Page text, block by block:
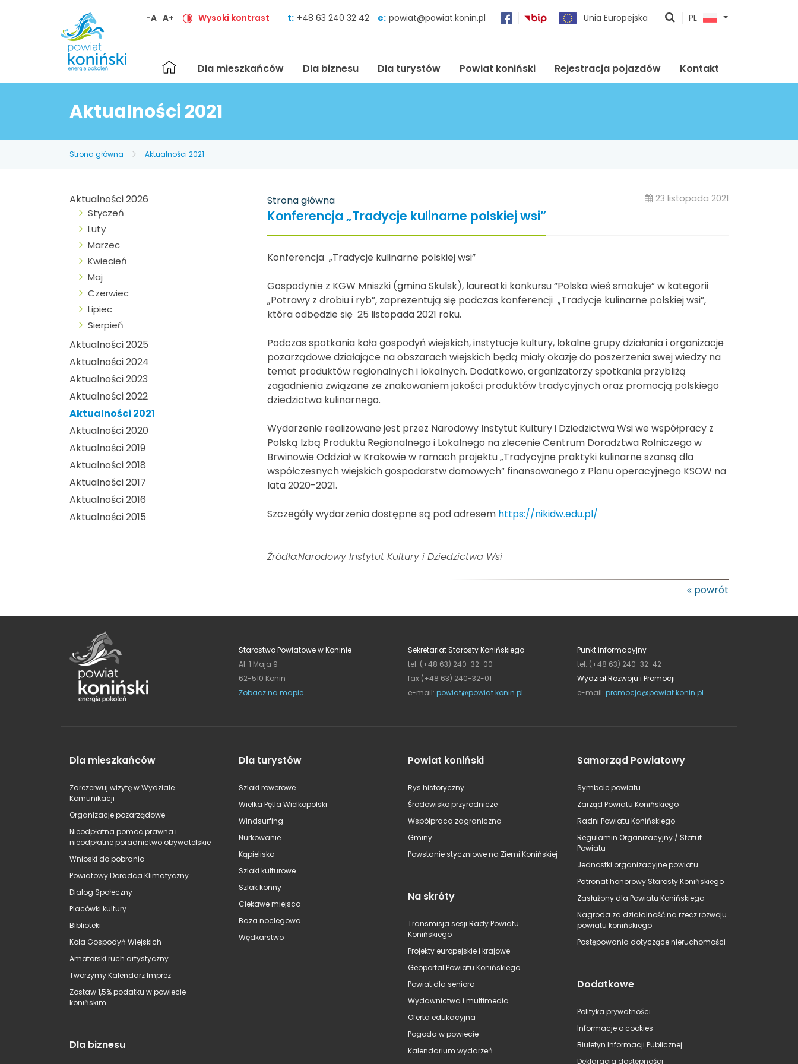
-A A+ Wysoki kontrast t: +48 63 240 32 42 e: powiat@powiat.konin.pl Unia Europejska
pokaż
PL
Strona
główna
Dla mieszkańców Dla biznesu Dla turystów Powiat koniński Rejestracja pojazdów Kontakt
Aktualności 2021
Strona główna Aktualności 2021
Aktualności 2026
Styczeń
Luty
Marzec
Kwiecień
Maj
Czerwiec
Lipiec
Sierpień
Aktualności 2025
Aktualności 2024
Aktualności 2023
Aktualności 2022
Aktualności 2021
Aktualności 2020
Aktualności 2019
Aktualności 2018
Aktualności 2017
Aktualności 2016
Aktualności 2015
Strona główna 23 listopada 2021
Konferencja „Tradycje kulinarne polskiej wsi”
Konferencja „Tradycje kulinarne polskiej wsi”
Gospodynie z KGW Mniszki (gmina Skulsk), laureatki konkursu “Polska wieś smakuje” w kategorii
„Potrawy z drobiu i ryb”, zaprezentują się podczas konferencji „Tradycje kulinarne polskiej wsi”,
która odbędzie się 25 listopada 2021 roku.
Podczas spotkania koła gospodyń wiejskich, instytucje kultury, lokalne grupy działania i organizacje
pozarządowe działające na obszarach wiejskich będą miały okazję do poszerzenia swej wiedzy na
temat produktów regionalnych i lokalnych. Dodatkowo, organizatorzy spotkania przybliżą
zagadnienia związane ze znakowaniem jakości produktów tradycyjnych oraz promocją polskiego
dziedzictwa kulinarnego.
Wydarzenie realizowane jest przez Narodowy Instytut Kultury i Dziedzictwa Wsi we współpracy z
Polską Izbą Produktu Regionalnego i Lokalnego na zlecenie Centrum Doradztwa Rolniczego w
Brwinowie Oddział w Krakowie w ramach projektu „Tradycyjne praktyki kulinarne szansą dla
współczesnych wiejskich gospodarstw domowych” finansowanego z Planu operacyjnego KSOW na
lata 2020-2021.
Szczegóły wydarzenia dostępne są pod adresem https://nikidw.edu.pl/
Źródło:Narodowy Instytut Kultury i Dziedzictwa Wsi
powrót
Starostwo Powiatowe w Koninie
Al. 1 Maja 9
62-510 Konin
Zobacz na mapie
Sekretariat Starosty Konińskiego
tel. (+48 63) 240-32-00
fax (+48 63) 240-32-01
e-mail: powiat@powiat.konin.pl
Punkt informacyjny
tel. (+48 63) 240-32-42
Wydział Rozwoju i Promocji
e-mail: promocja@powiat.konin.pl
Dla mieszkańców
Zarezerwuj wizytę w Wydziale
Komunikacji
Organizacje pozarządowe
Nieodpłatna pomoc prawna i
nieodpłatne poradnictwo obywatelskie
Wnioski do pobrania
Powiatowy Doradca Klimatyczny
Dialog Społeczny
Placówki kultury
Biblioteki
Koła Gospodyń Wiejskich
Amatorski ruch artystyczny
Tworzymy Kalendarz Imprez
Zostaw 1,5% podatku w powiecie
konińskim
Dla biznesu
Dla turystów
Szlaki rowerowe
Wielka Pętla Wielkopolski
Windsurfing
Nurkowanie
Kąpieliska
Szlaki kulturowe
Szlak konny
Ciekawe miejsca
Baza noclegowa
Wędkarstwo
Powiat koniński
Rys historyczny
Środowisko przyrodnicze
Współpraca zagraniczna
Gminy
Powstanie styczniowe na Ziemi Konińskiej
Na skróty
Transmisja sesji Rady Powiatu
Konińskiego
Projekty europejskie i krajowe
Geoportal Powiatu Konińskiego
Powiat dla seniora
Wydawnictwa i multimedia
Oferta edukacyjna
Pogoda w powiecie
Kalendarium wydarzeń
Samorząd Powiatowy
Symbole powiatu
Zarząd Powiatu Konińskiego
Radni Powiatu Konińskiego
Regulamin Organizacyjny / Statut
Powiatu
Jednostki organizacyjne powiatu
Patronat honorowy Starosty Konińskiego
Zasłużony dla Powiatu Konińskiego
Nagroda za działalność na rzecz rozwoju
powiatu konińskiego
Postępowania dotyczące nieruchomości
Dodatkowe
Polityka prywatności
Informacje o cookies
Biuletyn Informacji Publicznej
Deklaracja dostępności